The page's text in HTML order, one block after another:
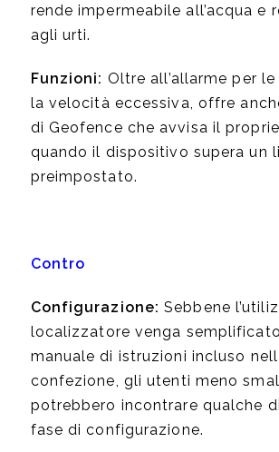
rende impermeabile all’acqua e
agli urti.
Funzioni: Oltre all’allarme per
la velocità eccessiva, offre
di Geofence che avvisa il
quando il dispositivo supera un
preimpostato.
Contro
Configurazione: Sebbene
localizzatore venga
manuale di istruzioni incluso
confezione, gli utenti meno
potrebbero incontrare qualche
fase di configurazione.